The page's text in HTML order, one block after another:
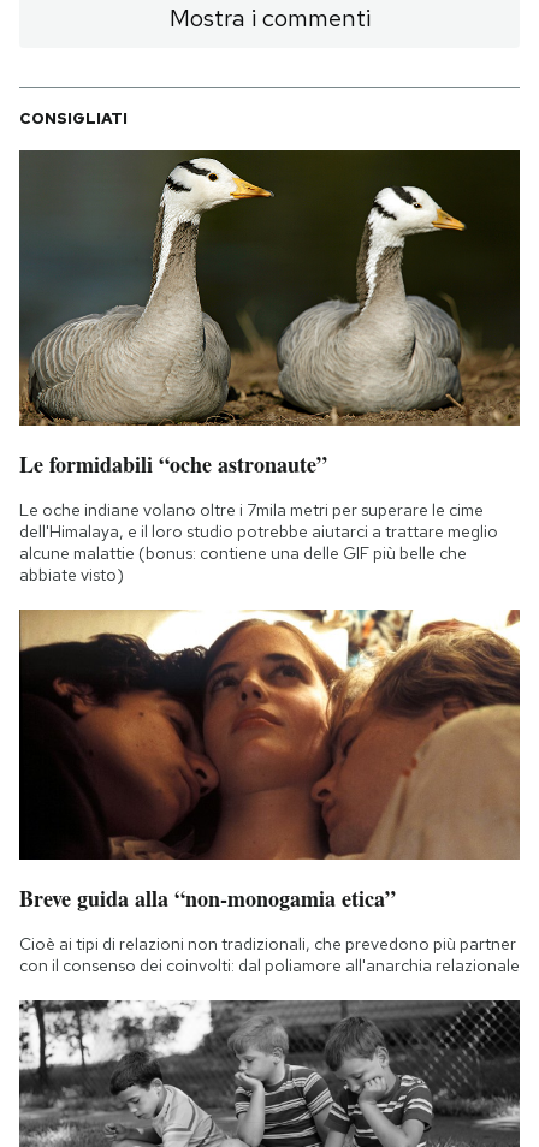
Mostra i commenti
CONSIGLIATI
Le formidabili “oche astronaute”
Le oche indiane volano oltre i 7mila metri per superare le cime
dell'Himalaya, e il loro studio potrebbe aiutarci a trattare meglio
alcune malattie (bonus: contiene una delle GIF più belle che
abbiate visto)
Breve guida alla “non-monogamia etica”
Cioè ai tipi di relazioni non tradizionali, che prevedono più partner
con il consenso dei coinvolti: dal poliamore all'anarchia relazionale